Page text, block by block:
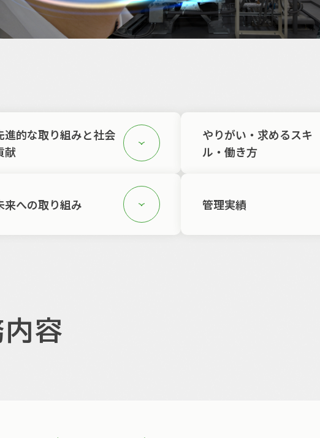
進的な取り組みと社会
献
やりがい・求めるスキ
ル・働き方
来への取り組み 管理実績
容